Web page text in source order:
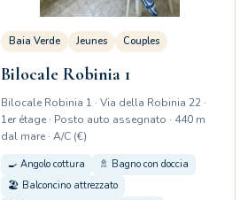
Baia Verde Jeunes Couples
Bilocale Robinia 1
Bilocale Robinia 1 · Via della Robinia 22 ·
1er étage · Posto auto assegnato · 440 m
dal mare · A/C (€)
🍳 Angolo cottura
🚿 Bagno con doccia
🏖️ Balconcino attrezzato